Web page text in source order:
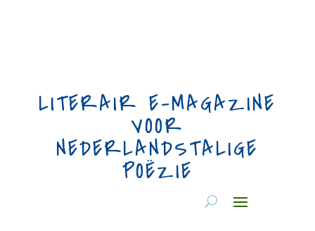
LITERAIR E-MAGAZINE
VOOR
NEDERLANDSTALIGE
POËZIE